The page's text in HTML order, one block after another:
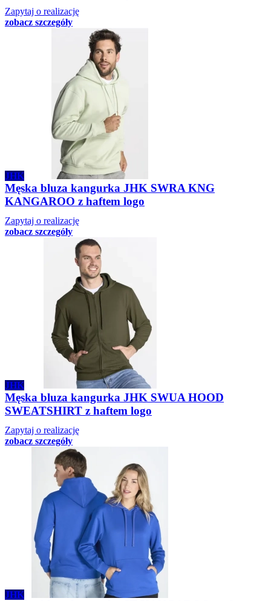
Zapytaj o realizację
zobacz szczegóły
JHK
Męska bluza kangurka JHK SWRA KNG
KANGAROO z haftem logo
Zapytaj o realizację
zobacz szczegóły
JHK
Męska bluza kangurka JHK SWUA HOOD
SWEATSHIRT z haftem logo
Zapytaj o realizację
zobacz szczegóły
JHK